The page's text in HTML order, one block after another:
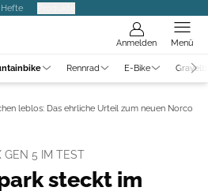
Hefte
Anmelden Menü
Rennrad E-Bike
leblos: Das ehrliche Urteil zum neuen Norco
GEN 5 IM TEST
steckt im